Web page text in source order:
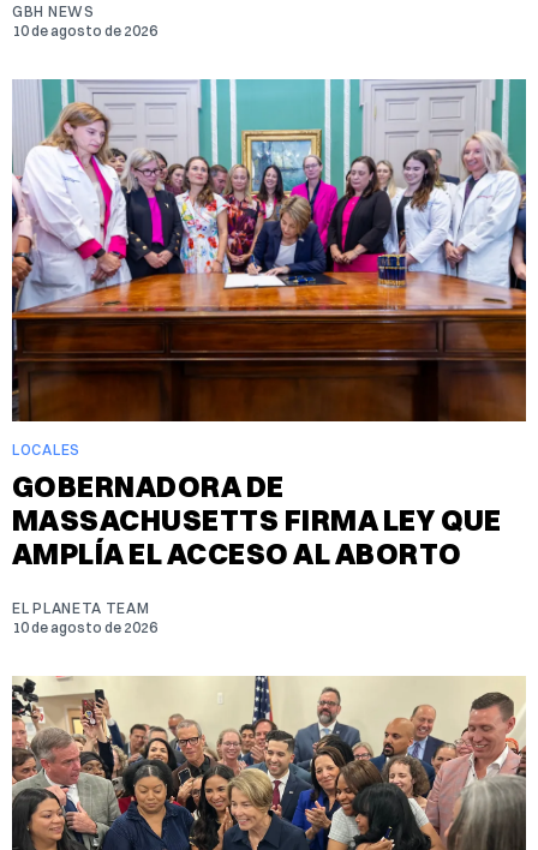
GBH NEWS
10 de agosto de 2026
LOCALES
GOBERNADORA DE
MASSACHUSETTS FIRMA LEY QUE
AMPLÍA EL ACCESO AL ABORTO
EL PLANETA TEAM
10 de agosto de 2026